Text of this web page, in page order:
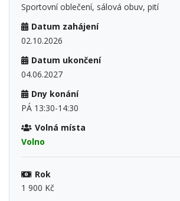
Sportovní oblečení, sálová obuv, pití
Datum zahájení
02.10.2026
Datum ukončení
04.06.2027
Dny konání
PÁ 13:30-14:30
Volná místa
Volno
Rok
1 900 Kč